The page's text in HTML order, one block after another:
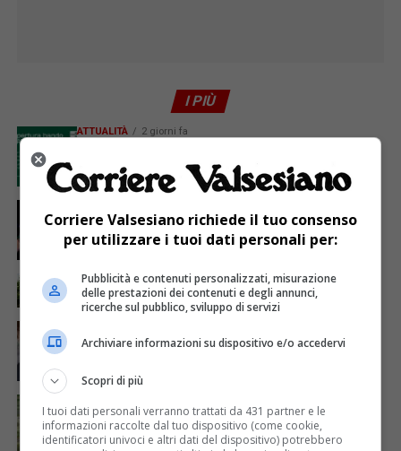
I PIÙ
ATTUALITÀ 2 giorni fa
valorizzazione del patrimonio rurale
Sabato 8 agosto in piazza a Varallo Gran Galà Lirico
ATTUALITÀ 7 giorni fa
La salute si costruisce un passo alla volta
Auguri alla centenaria Piera Rosa Taddia
Siccità, Gattinara chiede il riconoscimento dello
stato di calamità naturale
Corriere Valsesiano richiede il tuo consenso
per utilizzare i tuoi dati personali per:
Pubblicità e contenuti personalizzati, misurazione
delle prestazioni dei contenuti e degli annunci,
ricerche sul pubblico, sviluppo di servizi
Archiviare informazioni su dispositivo e/o accedervi
Scopri di più
I tuoi dati personali verranno trattati da 431 partner e le
informazioni raccolte dal tuo dispositivo (come cookie,
identificatori univoci e altri dati del dispositivo) potrebbero